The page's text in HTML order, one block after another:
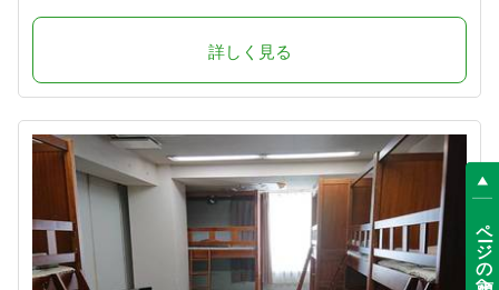
詳しく見る
ページの先頭へ